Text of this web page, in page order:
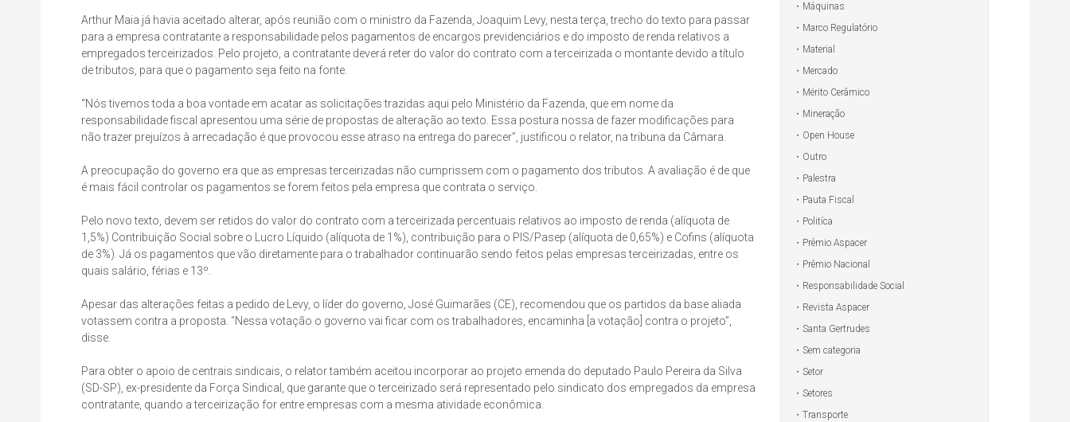
Arthur Maia já havia aceitado alterar, após reunião com o ministro da Fazenda, Joaquim Levy, nesta terça, trecho do texto para passar
para a empresa contratante a responsabilidade pelos pagamentos de encargos previdenciários e do imposto de renda relativos a
empregados terceirizados. Pelo projeto, a contratante deverá reter do valor do contrato com a terceirizada o montante devido a título
de tributos, para que o pagamento seja feito na fonte.
“Nós tivemos toda a boa vontade em acatar as solicitações trazidas aqui pelo Ministério da Fazenda, que em nome da
responsabilidade fiscal apresentou uma série de propostas de alteração ao texto. Essa postura nossa de fazer modificações para
não trazer prejuízos à arrecadação é que provocou esse atraso na entrega do parecer”, justificou o relator, na tribuna da Câmara.
A preocupação do governo era que as empresas terceirizadas não cumprissem com o pagamento dos tributos. A avaliação é de que
é mais fácil controlar os pagamentos se forem feitos pela empresa que contrata o serviço.
Pelo novo texto, devem ser retidos do valor do contrato com a terceirizada percentuais relativos ao imposto de renda (alíquota de
1,5%) Contribuição Social sobre o Lucro Líquido (alíquota de 1%), contribuição para o PIS/Pasep (alíquota de 0,65%) e Cofins (alíquota
de 3%). Já os pagamentos que vão diretamente para o trabalhador continuarão sendo feitos pelas empresas terceirizadas, entre os
quais salário, férias e 13º.
Apesar das alterações feitas a pedido de Levy, o líder do governo, José Guimarães (CE), recomendou que os partidos da base aliada
votassem contra a proposta. “Nessa votação o governo vai ficar com os trabalhadores, encaminha [a votação] contra o projeto”,
disse.
Para obter o apoio de centrais sindicais, o relator também aceitou incorporar ao projeto emenda do deputado Paulo Pereira da Silva
(SD-SP), ex-presidente da Força Sindical, que garante que o terceirizado será representado pelo sindicato dos empregados da empresa
contratante, quando a terceirização for entre empresas com a mesma atividade econômica.
Máquinas
Marco Regulatório
Material
Mercado
Mérito Cerâmico
Mineração
Open House
Outro
Palestra
Pauta Fiscal
Politíca
Prêmio Aspacer
Prêmio Nacional
Responsabilidade Social
Revista Aspacer
Santa Gertrudes
Sem categoria
Setor
Setores
Transporte